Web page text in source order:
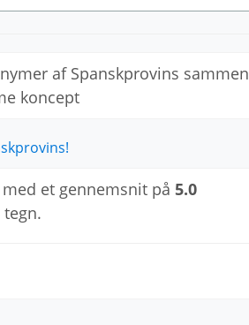
af Spanskprovins sammen
koncept
et gennemsnit på 5.0
tegn.